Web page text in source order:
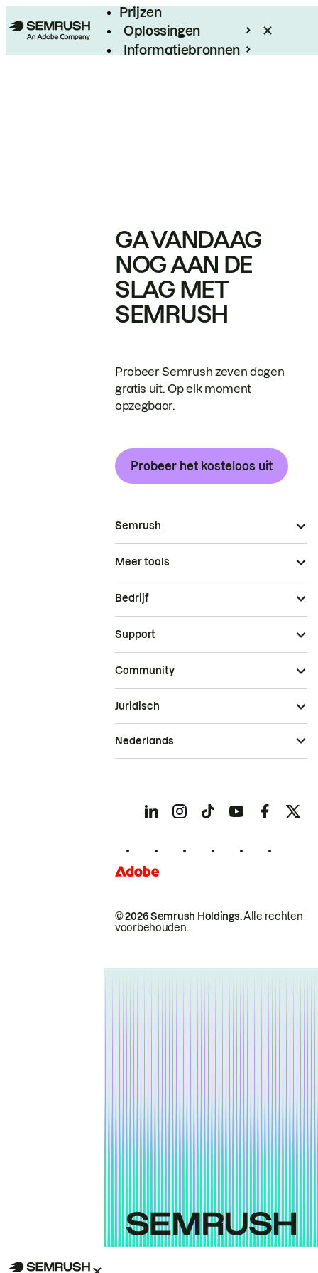
Prijzen
Oplossingen
Informatiebronnen
GA VANDAAG
NOG AAN DE
SLAG MET
SEMRUSH
Probeer Semrush zeven dagen
gratis uit. Op elk moment
opzegbaar.
Probeer het kosteloos uit
Semrush
Meer tools
Bedrijf
Support
Community
© 2026 Semrush Holdings.Alle rechten
voorbehouden.
Juridisch
Nederlands